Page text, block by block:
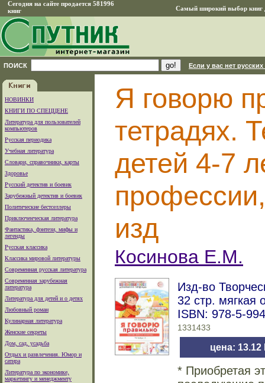
Сегодня на сайте продается 581996
книг
Самый широкий выбор книг
ПОИСК Если у вас нет
НОВИНКИ
КНИГИ ПО СПЕЦЦЕНЕ
Литература для пользователей
компьютеров
Русская периодика
Учебная литература
Словари, справочники, карты
Здоровье
Русский детектив и боевик
Зарубежный детектив и боевик
Политические бестселлеры
Приключенческая литература
Фантастика, фэнтези, мифы и
легенды
Русская классика
Классика мировой литературы
Современная русская литература
Современная зарубежная
литература
Литература для детей и о детях
Любовный роман
Кулинарная литература
Женские секреты
Дом, сад, усадьба
Отдых и развлечения. Юмор и
сатира
Литература по экономике,
маркетингу и менеджменту
Я говорю
тетрадях.
детей 4-7
изд
Косинова Е.М.
Изд-во
32 стр. мягкая
ISBN: 978-5-
1331433
цена: 13.12
* Приобретая